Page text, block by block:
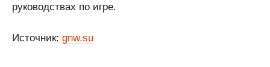
руководствах по игре.
Источник: gnw.su